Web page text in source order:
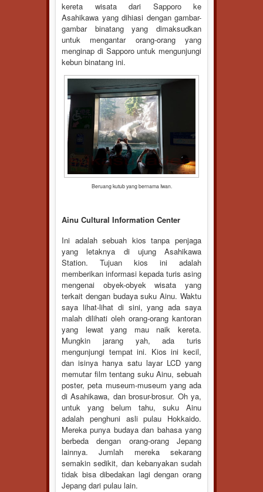
kereta wisata dari Sapporo ke
Asahikawa yang dihiasi dengan gambar-
gambar binatang yang dimaksudkan
untuk mengantar orang-orang yang
menginap di Sapporo untuk mengunjungi
kebun binatang ini.
Beruang kutub yang bernama Iwan.
Ainu Cultural Information Center
Ini adalah sebuah kios tanpa penjaga
yang letaknya di ujung Asahikawa
Station. Tujuan kios ini adalah
memberikan informasi kepada turis asing
mengenai obyek-obyek wisata yang
terkait dengan budaya suku Ainu. Waktu
saya lihat-lihat di sini, yang ada saya
malah dilihati oleh orang-orang kantoran
yang lewat yang mau naik kereta.
Mungkin jarang yah, ada turis
mengunjungi tempat ini. Kios ini kecil,
dan isinya hanya satu layar LCD yang
memutar film tentang suku Ainu, sebuah
poster, peta museum-museum yang ada
di Asahikawa, dan brosur-brosur. Oh ya,
untuk yang belum tahu, suku Ainu
adalah penghuni asli pulau Hokkaido.
Mereka punya budaya dan bahasa yang
berbeda dengan orang-orang Jepang
lainnya. Jumlah mereka sekarang
semakin sedikit, dan kebanyakan sudah
tidak bisa dibedakan lagi dengan orang
Jepang dari pulau lain.